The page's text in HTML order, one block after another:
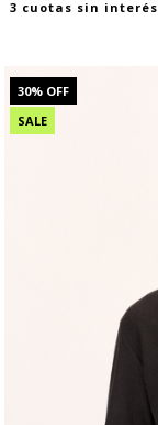
3 cuotas sin interés
30% OFF
SALE